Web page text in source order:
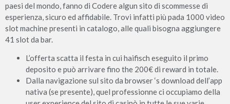
paesi del mondo, fanno di Codere algun sito di scommesse di
esperienza, sicuro ed affidabile. Trovi infatti più pada 1000 video
slot machine presenti in catalogo, alle quali bisogna aggiungere
41 slot da bar.
L’offerta scatta il festa in cui haifisch eseguito il primo
deposito e può arrivare fino the 200€ di reward in totale.
Dalla navigazione sul sito da browser ‘s download dell’app
nativa (se presente), quel professionne ci occupiamo della